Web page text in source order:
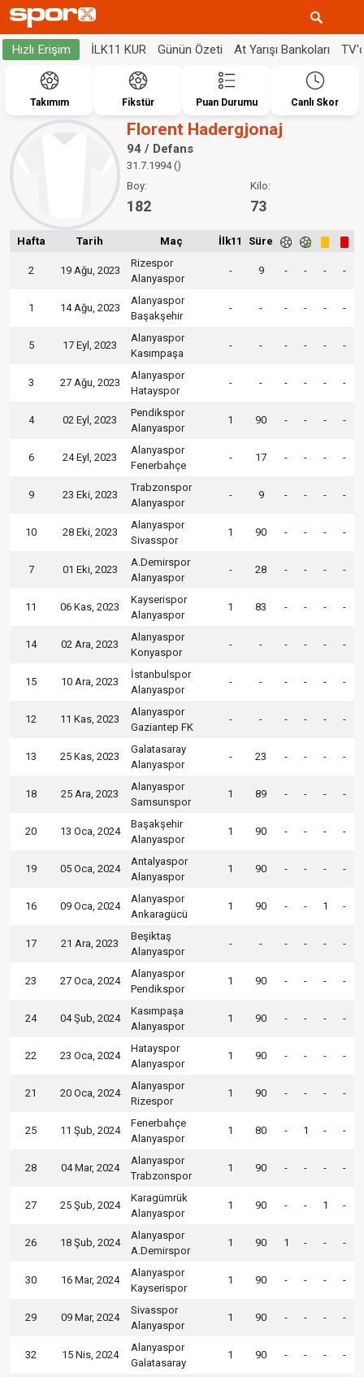
Hızlı Erişim İLK11 KUR Günün Özeti At Yarışı Bankoları
Takımım Fikstür Puan Durumu Canlı Skor
Florent Hadergjonaj
94 / Defans
31.7.1994 ()
Boy:
182
Kilo:
73
Hafta Tarih Maç İlk11 Süre
2 19 Ağu, 2023
Rizespor
Alanyaspor
- 9 - - - -
1 14 Ağu, 2023
Alanyaspor
Başakşehir
- - - - - -
5 17 Eyl, 2023
Alanyaspor
Kasımpaşa
- - - - - -
3 27 Ağu, 2023
Alanyaspor
Hatayspor
- - - - - -
4 02 Eyl, 2023
Pendikspor
Alanyaspor
1 90 - - - -
6 24 Eyl, 2023
Alanyaspor
Fenerbahçe
- 17 - - - -
9 23 Eki, 2023
Trabzonspor
Alanyaspor
- 9 - - - -
10 28 Eki, 2023
Alanyaspor
Sivasspor
1 90 - - - -
7 01 Eki, 2023
A.Demirspor
Alanyaspor
- 28 - - - -
11 06 Kas, 2023
Kayserispor
Alanyaspor
1 83 - - - -
14 02 Ara, 2023
Alanyaspor
Konyaspor
- - - - - -
15 10 Ara, 2023
İstanbulspor
Alanyaspor
- - - - - -
12 11 Kas, 2023
Alanyaspor
Gaziantep FK
- - - - - -
13 25 Kas, 2023
Galatasaray
Alanyaspor
- 23 - - - -
18 25 Ara, 2023
Alanyaspor
Samsunspor
1 89 - - - -
20 13 Oca, 2024
Başakşehir
Alanyaspor
1 90 - - - -
19 05 Oca, 2024
Antalyaspor
Alanyaspor
1 90 - - - -
16 09 Oca, 2024
Alanyaspor
Ankaragücü
1 90 - - 1 -
17 21 Ara, 2023
Beşiktaş
Alanyaspor
- - - - - -
23 27 Oca, 2024
Alanyaspor
Pendikspor
1 90 - - - -
24 04 Şub, 2024
Kasımpaşa
Alanyaspor
1 90 - - - -
22 23 Oca, 2024
Hatayspor
Alanyaspor
1 90 - - - -
21 20 Oca, 2024
Alanyaspor
Rizespor
1 90 - - - -
25 11 Şub, 2024
Fenerbahçe
Alanyaspor
1 80 - 1 - -
28 04 Mar, 2024
Alanyaspor
Trabzonspor
1 90 - - - -
27 25 Şub, 2024
Karagümrük
Alanyaspor
1 90 - - 1 -
26 18 Şub, 2024
Alanyaspor
A.Demirspor
1 90 1 - - -
30 16 Mar, 2024
Alanyaspor
Kayserispor
1 90 - - - -
29 09 Mar, 2024
Sivasspor
Alanyaspor
1 90 - - - -
32 15 Nis, 2024
Alanyaspor
Galatasaray
1 90 - - - -